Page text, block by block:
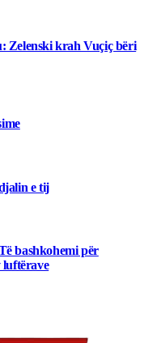
Zelenski krah Vuçiç bëri
e tij
bashkohemi për
luftërave